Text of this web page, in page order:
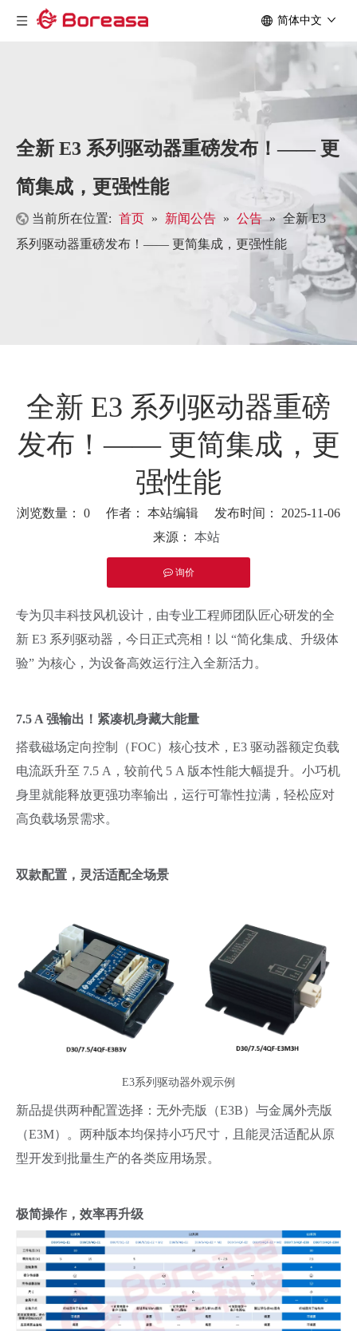
简体中文
全新 E3 系列驱动器重磅发布！—— 更
简集成，更强性能
当前所在位置: 首页 » 新闻公告 » 公告 » 全新 E3
系列驱动器重磅发布！—— 更简集成，更强性能
全新 E3 系列驱动器重磅
发布！—— 更简集成，更
强性能
浏览数量： 0 作者： 本站编辑 发布时间： 2025-11-06
来源： 本站
询价
专为贝丰科技风机设计，由专业工程师团队匠心研发的全
新 E3 系列驱动器，今日正式亮相！以 “简化集成、升级体
验” 为核心，为设备高效运行注入全新活力。
7.5 A 强输出！紧凑机身藏大能量
搭载磁场定向控制（FOC）核心技术，E3 驱动器额定负载
电流跃升至 7.5 A，较前代 5 A 版本性能大幅提升。小巧机
身里就能释放更强功率输出，运行可靠性拉满，轻松应对
高负载场景需求。
双款配置，灵活适配全场景
E3系列驱动器外观示例
新品提供两种配置选择：无外壳版（E3B）与金属外壳版
（E3M）。两种版本均保持小巧尺寸，且能灵活适配从原
型开发到批量生产的各类应用场景。
极简操作，效率再升级